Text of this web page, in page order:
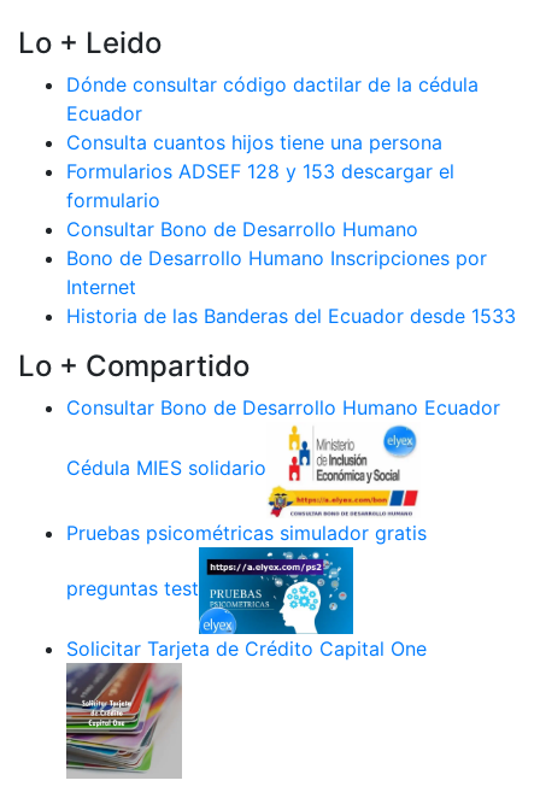
Lo + Leido
Dónde consultar código dactilar de la cédula
Ecuador
Consulta cuantos hijos tiene una persona
Formularios ADSEF 128 y 153 descargar el
formulario
Consultar Bono de Desarrollo Humano
Bono de Desarrollo Humano Inscripciones por
Internet
Historia de las Banderas del Ecuador desde 1533
Lo + Compartido
Consultar Bono de Desarrollo Humano Ecuador
Cédula MIES solidario
Pruebas psicométricas simulador gratis
preguntas test
Solicitar Tarjeta de Crédito Capital One